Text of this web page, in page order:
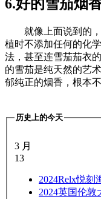
6.好的雪茄烟
就像上面说到的
植时不添加任何的化
法，甚至连雪茄茄衣
的雪茄是纯天然的艺
郁纯正的烟香，根本
历史上的今天
3 月
13
2024Relx悦刻
2024英国伦敦